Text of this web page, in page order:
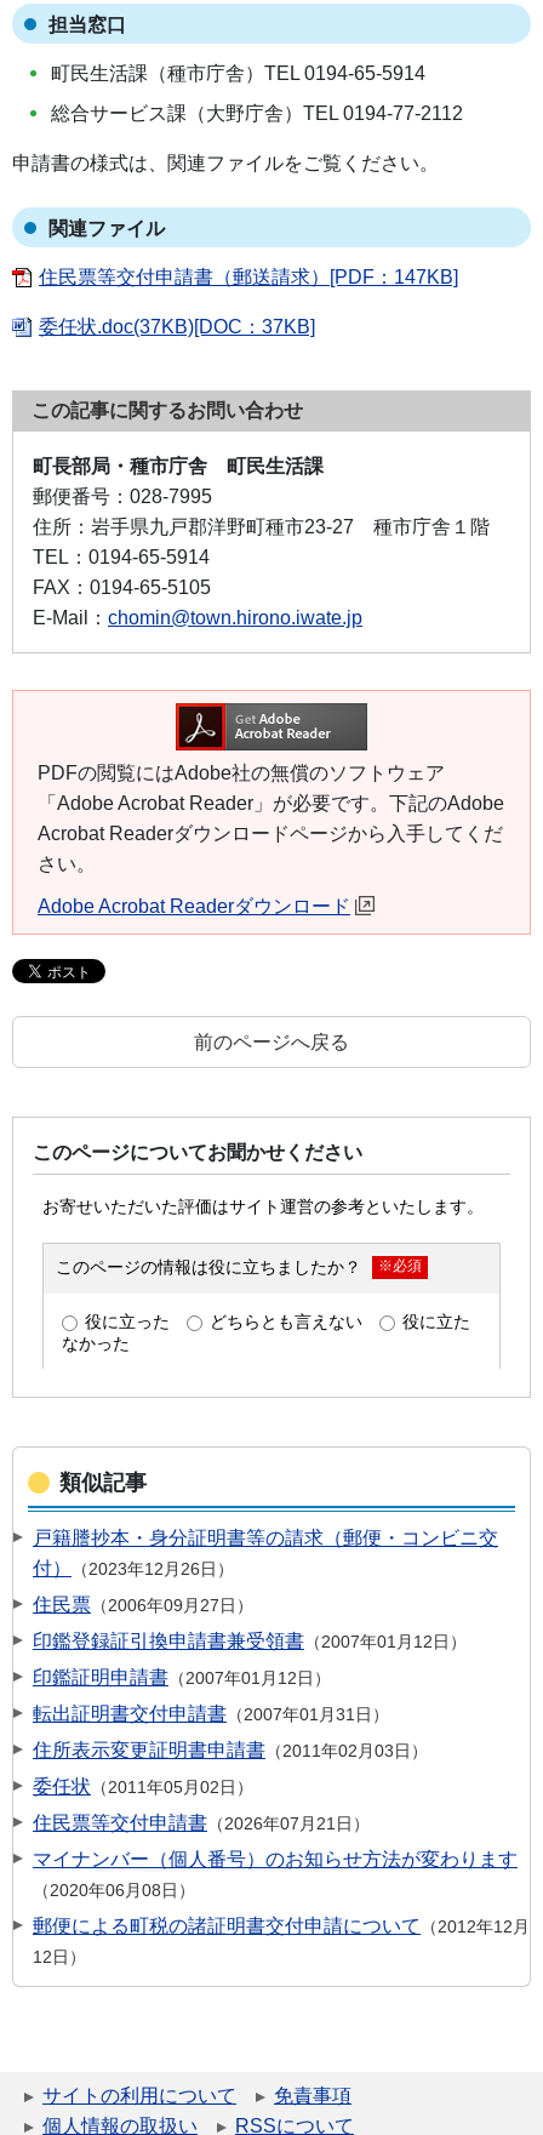
担当窓口
町民生活課（種市庁舎）TEL 0194-65-5914
総合サービス課（大野庁舎）TEL 0194-77-2112
申請書の様式は、関連ファイルをご覧ください。
関連ファイル
住民票等交付申請書（郵送請求）[PDF：147KB]
委任状.doc(37KB)[DOC：37KB]
この記事に関するお問い合わせ
町長部局・種市庁舎 町民生活課
郵便番号： 028-7995
住所： 岩手県九戸郡洋野町種市23-27 種市庁舎１階
TEL： 0194-65-5914
FAX： 0194-65-5105
E-Mail： chomin@town.hirono.iwate.jp
PDFの閲覧にはAdobe社の無償のソフトウェア
「Adobe Acrobat Reader」が必要です。下記のAdobe
Acrobat Readerダウンロードページから入手してくだ
さい。
Adobe Acrobat Readerダウンロード
前のページへ戻る
このページについてお聞かせください
類似記事
戸籍謄抄本・身分証明書等の請求（郵便・コンビニ交
付）
2023年12月26日
住民票 2006年09月27日
印鑑登録証引換申請書兼受領書 2007年01月12日
印鑑証明申請書 2007年01月12日
転出証明書交付申請書 2007年01月31日
住所表示変更証明書申請書 2011年02月03日
委任状 2011年05月02日
住民票等交付申請書 2026年07月21日
マイナンバー（個人番号）のお知らせ方法が変わります
2020年06月08日
郵便による町税の諸証明書交付申請について
2012年12月
12日
サイトの利用について
免責事項
個人情報の取扱い
RSSについて